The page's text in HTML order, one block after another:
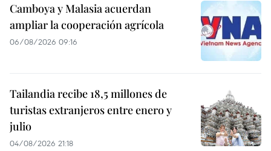
Camboya y Malasia acuerdan
ampliar la cooperación agrícola
06/08/2026 09:16
Tailandia recibe 18,5 millones de
turistas extranjeros entre enero y
julio
04/08/2026 21:18